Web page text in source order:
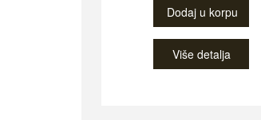
Dodaj u korpu
Više detalja